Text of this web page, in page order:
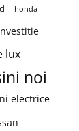
honda
lux
noi
electrice